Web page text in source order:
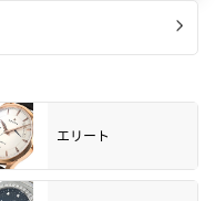
エリート